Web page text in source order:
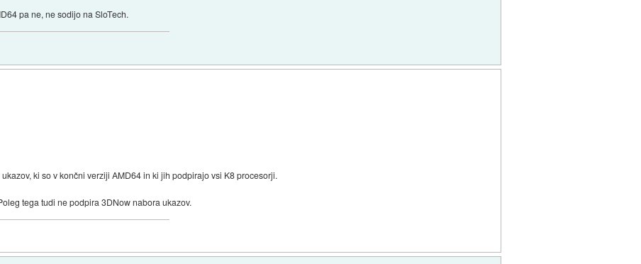
pa ne, ne sodijo na SloTech.
ki so v končni verziji AMD64 in ki jih podpirajo vsi K8 procesorji.
tega tudi ne podpira 3DNow nabora ukazov.